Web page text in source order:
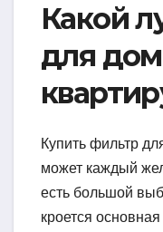
Какой
для
Купить фильтр
может каждый
есть большой
кроется основная